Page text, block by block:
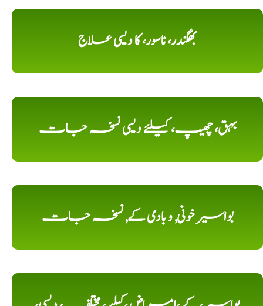
بھگندر، ناسور، کا دیسی علاج
بہق، چھیپ، کیلئے دیسی نسخہ جات
بواسیر خونی, و بادی کے, نسخہ جات